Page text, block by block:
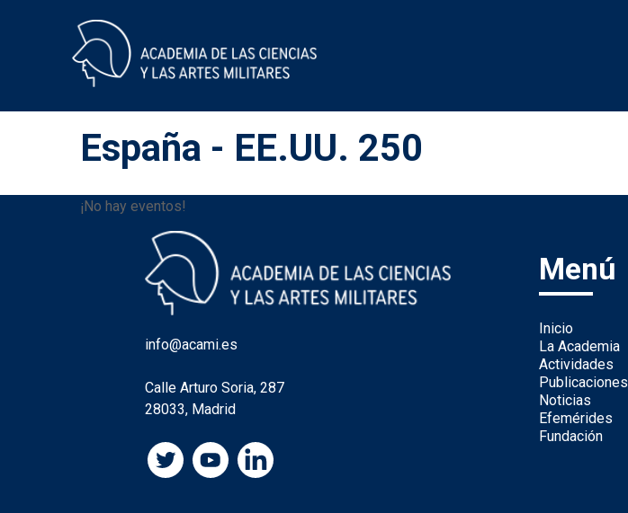
España - EE.UU. 250
¡No hay eventos!
info@acami.es
Calle Arturo Soria, 287
28033, Madrid
Menú
Inicio
La Academia
Actividades
Publicaciones
Noticias
Efemérides
Fundación